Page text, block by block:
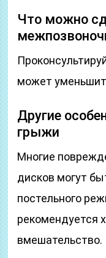
Что можно
может
Другие
грыжи
Многие
дисков могут
постельного
рекомендуется
вмешательство.